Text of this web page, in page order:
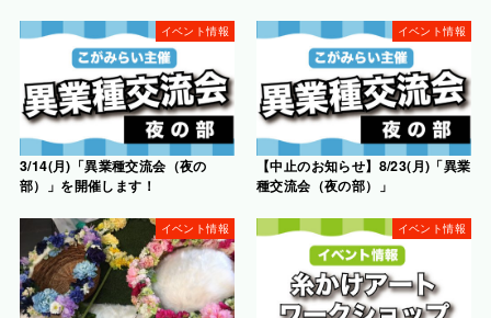
イベント情報
3/14(月)「異業種交流会（夜の
部）」を開催します！
イベント情報
【中止のお知らせ】8/23(月)「異業
種交流会（夜の部）」
イベント情報 イベント情報